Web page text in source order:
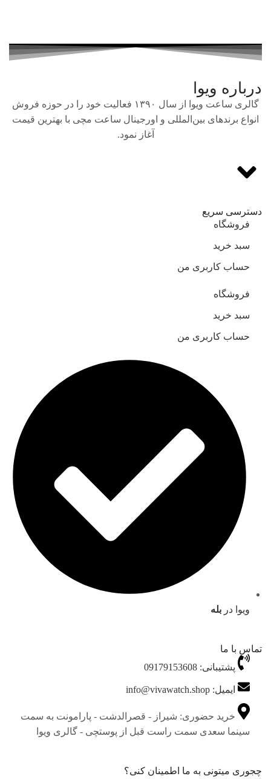
درباره ویوا
گالری ساعت ویوا از سال ۱۳۹۰ فعالیت خود را در حوزه فروش
انواع برندهای بین‌المللی و اورجینال ساعت مچی با بهترین قیمت
آغاز نمود.
دسترسی سریع
فروشگاه
سبد خرید
حساب کاربری من
فروشگاه
سبد خرید
حساب کاربری من
ویوا در بله
تماس با ما
پشتیبانی: 09179153608
ایمیل: info@vivawatch.shop
خرید حضوری: شیراز - قصرالدشت - پارامونت به سمت
سینما سعدی سمت راست قبل از پوستچی - گالری ویوا
چجوری میتونی به ما اطمینان کنی؟